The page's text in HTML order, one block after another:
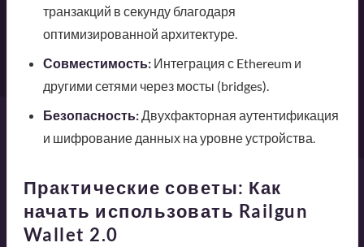
транзакций в секунду благодаря
оптимизированной архитектуре.
Совместимость:Интеграция с Ethereum и
другими сетями через мосты (bridges).
Безопасность:Двухфакторная аутентификация
и шифрование данных на уровне устройства.
Практические советы: Как
начать использовать Railgun
Wallet 2.0